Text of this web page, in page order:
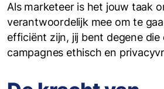
Als marketeer is het jouw taak
verantwoordelijk mee om te
efficiënt zijn, jij bent degene
campagnes ethisch en